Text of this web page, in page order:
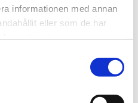
informationen med annan
eller som de har